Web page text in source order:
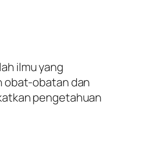
ilmu yang
obat-obatan dan
pengetahuan